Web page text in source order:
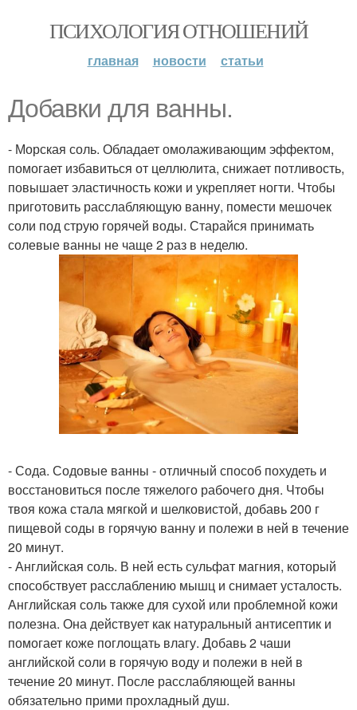
ПСИХОЛОГИЯ ОТНОШЕНИЙ
главная новости статьи
Добавки для ванны.
- Морская соль. Обладает омолаживающим эффектом,
помогает избавиться от целлюлита, снижает потливость,
повышает эластичность кожи и укрепляет ногти. Чтобы
приготовить расслабляющую ванну, помести мешочек
соли под струю горячей воды. Старайся принимать
солевые ванны не чаще 2 раз в неделю.
- Сода. Содовые ванны - отличный способ похудеть и
восстановиться после тяжелого рабочего дня. Чтобы
твоя кожа стала мягкой и шелковистой, добавь 200 г
пищевой соды в горячую ванну и полежи в ней в течение
20 минут.
- Английская соль. В ней есть сульфат магния, который
способствует расслаблению мышц и снимает усталость.
Английская соль также для сухой или проблемной кожи
полезна. Она действует как натуральный антисептик и
помогает коже поглощать влагу. Добавь 2 чаши
английской соли в горячую воду и полежи в ней в
течение 20 минут. После расслабляющей ванны
обязательно прими прохладный душ.